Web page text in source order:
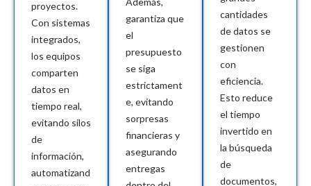
proyectos.
Con sistemas
integrados,
los equipos
comparten
datos en
tiempo real,
evitando silos
de
información,
automatizand
garantiza que
el
presupuesto
se siga
estrictament
e, evitando
sorpresas
financieras y
asegurando
entregas
cantidades
de datos se
gestionen
con
eficiencia.
Esto reduce
el tiempo
invertido en
la búsqueda
de
documentos,